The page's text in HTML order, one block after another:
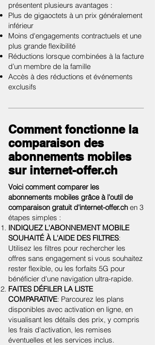
présentent plusieurs avantages :
Plus de gigaoctets à un prix généralement
inférieur
Moins d'engagements contractuels et une
plus grande flexibilité
Réductions lorsque combinées à la facture
d’un membre de la famille
Accès à des réductions et événements
exclusifs
Comment fonctionne la
comparaison des
abonnements mobiles
sur internet-offer.ch
Voici comment comparer les
abonnements mobiles grâce à l'outil de
comparaison gratuit d'internet-offer.ch en 3
étapes simples :
INDIQUEZ L'ABONNEMENT MOBILE
SOUHAITÉ À L'AIDE DES FILTRES:
Utilisez les filtres pour rechercher les
offres sans engagement si vous souhaitez
rester flexible, ou les forfaits 5G pour
bénéficier d'une navigation ultra-rapide.
FAITES DÉFILER LA LISTE
COMPARATIVE: Parcourez les plans
disponibles avec activation en ligne, en
visualisant les détails des prix, y compris
les frais d'activation, les remises
éventuelles et les services inclus.